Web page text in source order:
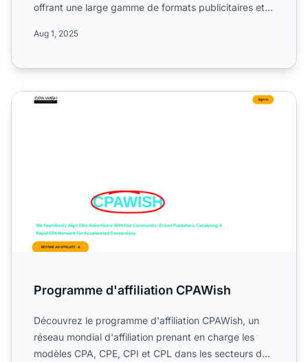
offrant une large gamme de formats publicitaires et
Aug 1, 2025
Programme d'affiliation CPAWish
Programme d'affiliation CPAWish
Découvrez le programme d'affiliation CPAWish, un
réseau mondial d'affiliation prenant en charge les
modèles CPA, CPE, CPI et CPL dans les secteurs du